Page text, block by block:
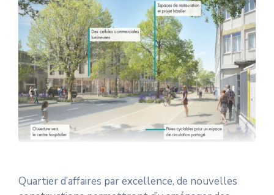
Quartier d’affaires par excellence, de nouvelles